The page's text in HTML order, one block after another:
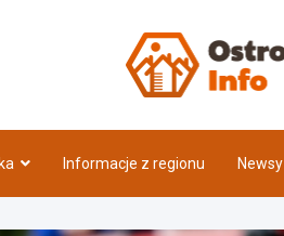
Informacje z regionu Newsy